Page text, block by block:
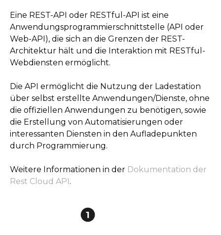
Installateur finden
Eine REST-API oder RESTful-API ist eine
Anwendungsprogrammierschnittstelle (API oder
Web-API), die sich an die Grenzen der REST-
Architektur hält und die Interaktion mit RESTful-
Webdiensten ermöglicht.
Die API ermöglicht die Nutzung der Ladestation
über selbst erstellte Anwendungen/Dienste, ohne
die offiziellen Anwendungen zu benötigen, sowie
die Erstellung von Automatisierungen oder
interessanten Diensten in den Aufladepunkten
durch Programmierung.
Weitere Informationen in der Dokumentation der
Rest Cloud API.